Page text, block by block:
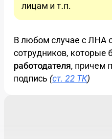
лицам и т.п.
В любом случае с ЛНА
сотрудников, которые
работодателя, причем
подпись (ст. 22 ТК)